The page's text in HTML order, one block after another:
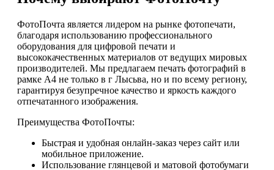
ФотоПочта является лидером на рынке фотопечати,
благодаря использованию профессионального
оборудования для цифровой печати и
высококачественных материалов от ведущих мировых
производителей. Мы предлагаем печать фотографий в
рамке А4 не только в г Лысьва, но и по всему региону,
гарантируя безупречное качество и яркость каждого
отпечатанного изображения.
Преимущества ФотоПочты:
Быстрая и удобная онлайн-заказ через сайт или
мобильное приложение.
Использование глянцевой и матовой фотобумаги